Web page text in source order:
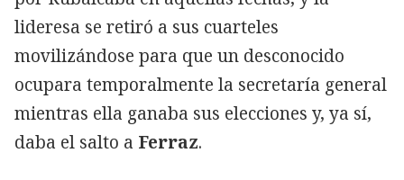
lideresa se retiró a sus cuarteles
movilizándose para que un desconocido
ocupara temporalmente la secretaría general
mientras ella ganaba sus elecciones y, ya sí,
daba el salto a Ferraz.